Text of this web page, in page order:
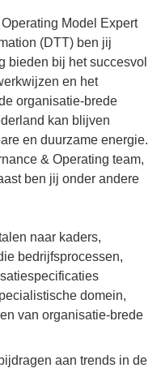
Model Expert
(DTT) ben jij
bieden bij het succesvol
en het
organisatie-brede
kan blijven
en duurzame energie.
& Operating team,
ben jij onder andere
naar kaders,
bedrijfsprocessen,
domein,
van organisatie-brede
aan trends in de